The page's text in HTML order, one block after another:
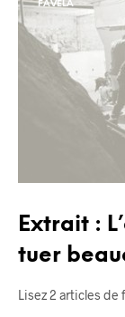
FAVELA
Extrait :
tuer
Lisez 2 articles